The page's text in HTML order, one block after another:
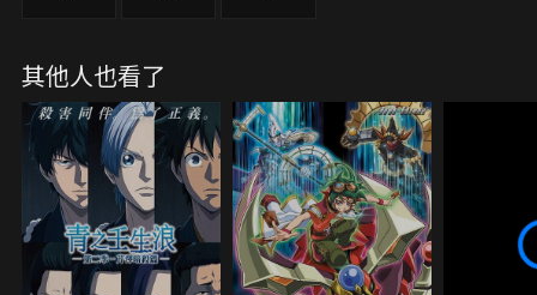
其他人也看了